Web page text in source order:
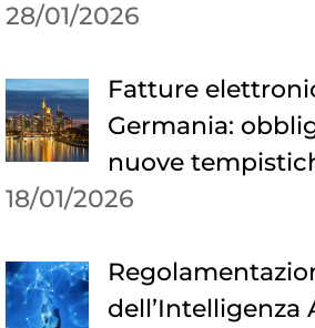
28/01/2026
Fatture
Germania:
nuove
18/01/2026
dell’Intelligenza